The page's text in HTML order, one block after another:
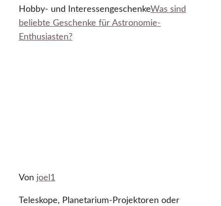
Hobby- und InteressengeschenkeWas sind
beliebte Geschenke für Astronomie-
Enthusiasten?
Von joel1
Teleskope, Planetarium-Projektoren oder